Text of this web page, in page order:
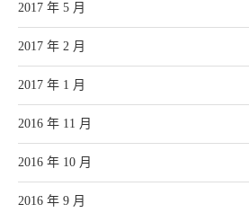
2017 年 5 月
2017 年 2 月
2017 年 1 月
2016 年 11 月
2016 年 10 月
2016 年 9 月